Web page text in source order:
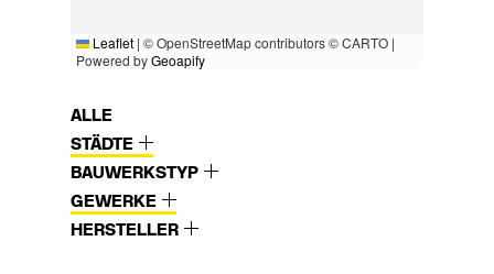
Leaflet | © OpenStreetMap contributors © CARTO |
Powered byGeoapify
ALLE
STÄDTE
BAUWERKSTYP
GEWERKE
HERSTELLER